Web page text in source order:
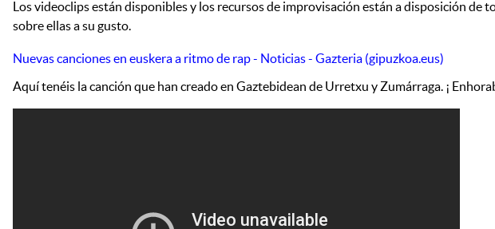
Los videoclips están disponibles y los recursos de improvisación están a disposición de
sobre ellas a su gusto.
Nuevas canciones en euskera a ritmo de rap - Noticias - Gazteria (gipuzkoa.eus)
Aquí tenéis la canción que han creado en Gaztebidean de Urretxu y Zumárraga. ¡